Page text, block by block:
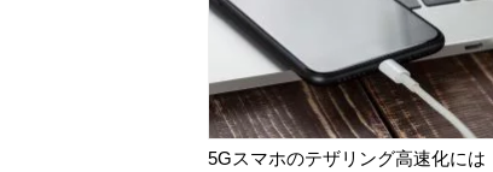
5Gスマホのテザリング高速化には